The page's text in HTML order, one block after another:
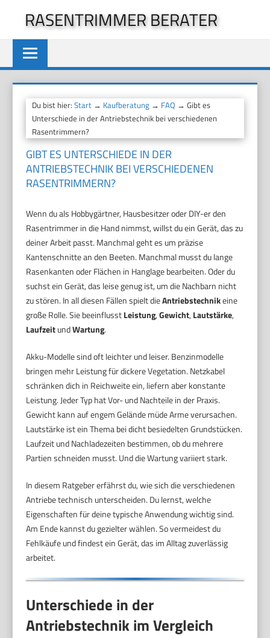
springen
RASENTRIMMER BERATER
Du bist hier:Start → Kaufberatung → FAQ → Gibt es
Unterschiede in der Antriebstechnik bei verschiedenen
Rasentrimmern?
GIBT ES UNTERSCHIEDE IN DER
ANTRIEBSTECHNIK BEI VERSCHIEDENEN
RASENTRIMMERN?
Wenn du als Hobbygärtner, Hausbesitzer oder DIY-er den
Rasentrimmer in die Hand nimmst, willst du ein Gerät, das zu
deiner Arbeit passt. Manchmal geht es um präzise
Kantenschnitte an den Beeten. Manchmal musst du lange
Rasenkanten oder Flächen in Hanglage bearbeiten. Oder du
suchst ein Gerät, das leise genug ist, um die Nachbarn nicht
zu stören. In all diesen Fällen spielt dieAntriebstechnikeine
große Rolle. Sie beeinflusstLeistung,Gewicht, Lautstärke,
LaufzeitundWartung.
Akku-Modelle sind oft leichter und leiser. Benzinmodelle
bringen mehr Leistung für dickere Vegetation. Netzkabel
schränken dich in Reichweite ein, liefern aber konstante
Leistung. Jeder Typ hat Vor- und Nachteile in der Praxis.
Gewicht kann auf engem Gelände müde Arme verursachen.
Lautstärke ist ein Thema bei dicht besiedelten Grundstücken.
Laufzeit und Nachladezeiten bestimmen, ob du mehrere
Partien schneiden musst. Und die Wartung variiert stark.
In diesem Ratgeber erfährst du, wie sich die verschiedenen
Antriebe technisch unterscheiden. Du lernst, welche
Eigenschaften für deine typische Anwendung wichtig sind.
Am Ende kannst du gezielter wählen. So vermeidest du
Fehlkäufe und findest ein Gerät, das im Alltag zuverlässig
arbeitet.
Unterschiede in der
Antriebstechnik im Vergleich